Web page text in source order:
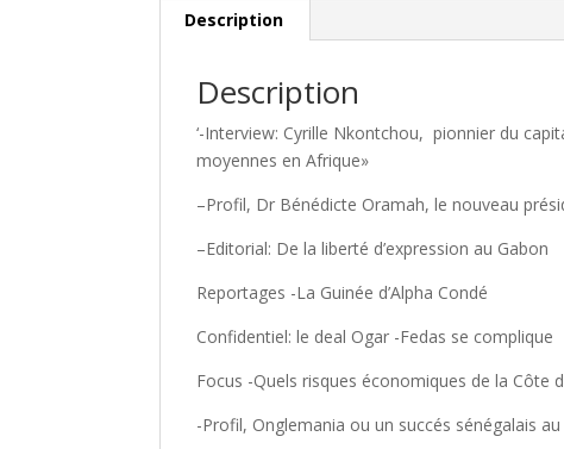
Description
Description
‘-Interview: Cyrille Nkontchou, pionnier du
moyennes en Afrique»
–Profil, Dr Bénédicte Oramah, le nouveau
–Editorial: De la liberté d’expression au Gabon
Reportages -La Guinée d’Alpha Condé
Confidentiel: le deal Ogar -Fedas se complique
Focus -Quels risques économiques de la Côte
-Profil, Onglemania ou un succés sénégalais